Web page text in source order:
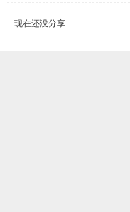
现在还没分享